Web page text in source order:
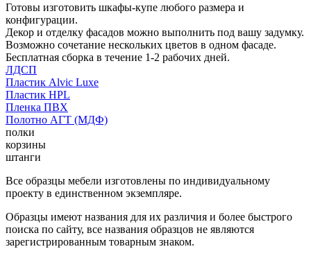
Готовы изготовить шкафы-купе любого размера и
конфигурации.
Декор и отделку фасадов можно выполнить под вашу задумку.
Возможно сочетание нескольких цветов в одном фасаде.
Бесплатная сборка в течение 1-2 рабочих дней.
ЛДСП
Пластик Alvic Luxe
Пластик HPL
Пленка ПВХ
Полотно АГТ (МДФ)
полки
корзины
штанги
Все образцы мебели изготовлены по индивидуальному
проекту в единственном экземпляре.
Образцы имеют названия для их различия и более быстрого
поиска по сайту, все названия образцов не являются
зарегистрированным товарным знаком.